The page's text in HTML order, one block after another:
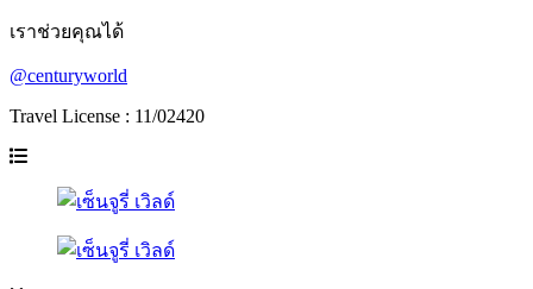
เราช่วยคุณได้
@centuryworld
Travel License : 11/02420